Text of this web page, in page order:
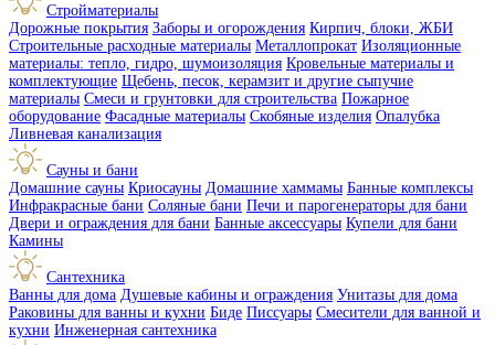
Стройматериалы
Дорожные покрытия Заборы и огорождения Кирпич, блоки, ЖБИ
Строительные расходные материалы Металлопрокат Изоляционные
материалы: тепло, гидро, шумоизоляция Кровельные материалы и
комплектующие Щебень, песок, керамзит и другие сыпучие
материалы Смеси и грунтовки для строительства Пожарное
оборудование Фасадные материалы Скобяные изделия Опалубка
Ливневая канализация
Сауны и бани
Домашние сауны Криосауны Домашние хаммамы Банные комплексы
Инфракрасные бани Соляные бани Печи и парогенераторы для бани
Двери и ограждения для бани Банные аксессуары Купели для бани
Камины
Сантехника
Ванны для дома Душевые кабины и ограждения Унитазы для дома
Раковины для ванны и кухни Биде Писсуары Смесители для ванной и
кухни Инженерная сантехника